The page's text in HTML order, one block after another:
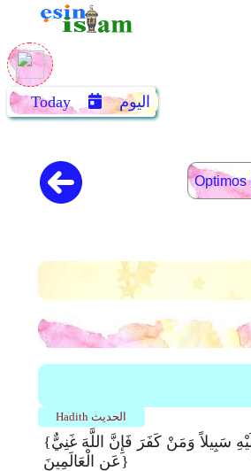
Today اليوم
Hadith الحديث
{وَلِلَّهِ عَلَى النَّاسِ حَجُّ الْبَيْتِ مَنِ اسْتَطَاعَ إِلَيْهِ سَبِيلاً وَمَنْ كَفَرَ فَإِنَّ اللَّهَ غَنِيٌّ
عَنِ الْعَالَمِينَ}